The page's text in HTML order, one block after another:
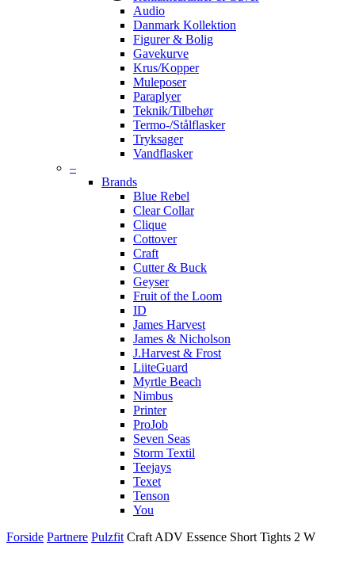
Audio
Danmark Kollektion
Figurer & Bolig
Gavekurve
Krus/Kopper
Muleposer
Paraplyer
Teknik/Tilbehør
Termo-/Stålflasker
Tryksager
Vandflasker
–
Brands
Blue Rebel
Clear Collar
Clique
Cottover
Craft
Cutter & Buck
Geyser
Fruit of the Loom
ID
James Harvest
James & Nicholson
J.Harvest & Frost
LiiteGuard
Myrtle Beach
Nimbus
Printer
ProJob
Seven Seas
Storm Textil
Teejays
Texet
Tenson
You
Forside Partnere Pulzfit Craft ADV Essence Short Tights 2 W